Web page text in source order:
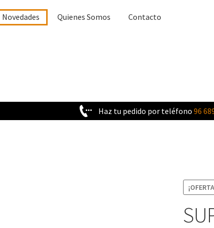
Novedades Quienes Somos Contacto
Haz tu pedido por teléfono96